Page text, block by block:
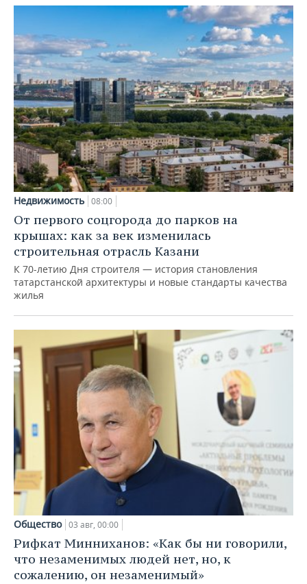
Недвижимость 08:00
От первого соцгорода до парков на
крышах: как за век изменилась
строительная отрасль Казани
К 70-летию Дня строителя — история становления
татарстанской архитектуры и новые стандарты качества
жилья
Общество 03 авг, 00:00
Рифкат Минниханов: «Как бы ни говорили,
что незаменимых людей нет, но, к
сожалению, он незаменимый»